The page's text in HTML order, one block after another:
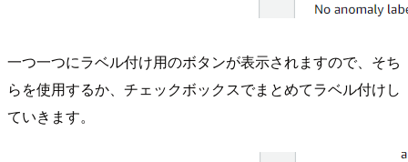
一つ一つにラベル付け用のボタンが表示されますので、そち
らを使用するか、チェックボックスでまとめてラベル付けし
ていきます。